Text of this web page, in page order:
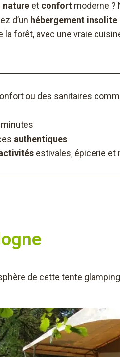
natureet confortmoderne ?
d’un hébergement insolite
forêt, avec une vraie
ou des sanitaires
authentiques
estivales, épicerie et
de cette tente